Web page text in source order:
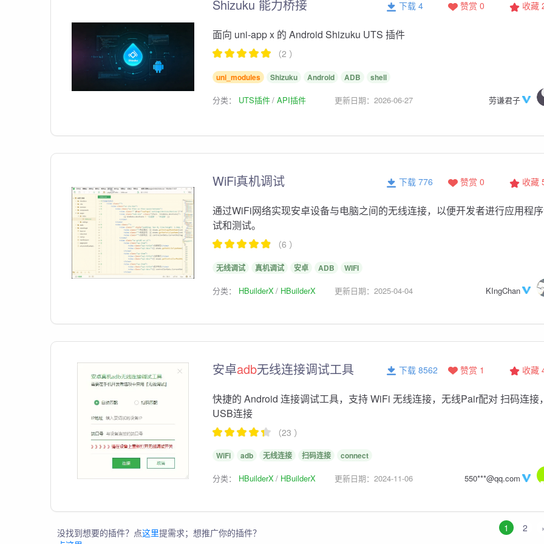
Shizuku 能力桥接 收藏
赞赏 0
下载 4
面向 uni-app x 的 Android Shizuku UTS 插件
（2 ）
uni_modules Shizuku Android ADB shell
分类： UTS插件 API插件 更新日期：2026-06-27 劳谦君子
WiFi真机调试 收藏
赞赏 0
下载 776
通过WiFi网络实现安卓设备与电脑之间的无线连接，以便开发者进行应用程
试和测试。
（6 ）
无线调试 真机调试 安卓 ADB WIFI
分类： HBuilderX HBuilderX 更新日期：2025-04-04 KIngChan
安卓adb无线连接调试工具 收藏
赞赏 1
下载 8562
快捷的 Android 连接调试工具，支持 WiFi 无线连接，无线Pair配对 扫码连接，
USB连接
（23 ）
WiFi adb 无线连接 扫码连接 connect
分类： HBuilderX HBuilderX 更新日期：2024-11-06 550***@qq.com
没找到想要的插件？点这里提需求；想推广你的插件？
1 2